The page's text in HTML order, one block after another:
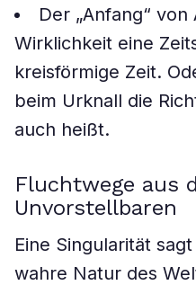
Der „Anfang“
Wirklichkeit eine
kreisförmige Zeit.
beim Urknall die
auch heißt.
Fluchtwege aus
Unvorstellbaren
Eine Singularität
wahre Natur des